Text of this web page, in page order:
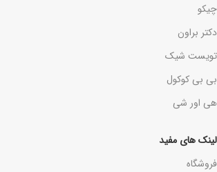
چیکو
دکتر براون
تویست شیک
بی بی کوکول
هی اور شی
لینک های مفید
فروشگاه